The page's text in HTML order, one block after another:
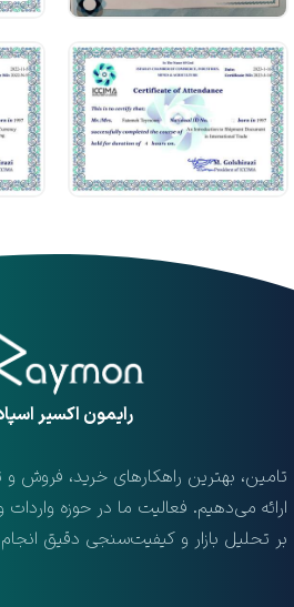
تامین، بهترین راهکارهای خرید، فروش و
ارائه می‌دهیم. فعالیت ما در حوزه
بر تحلیل بازار و کیفیت‌سنجی دقیق
​رایمون اکسیر